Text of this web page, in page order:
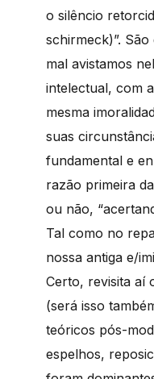
o silêncio
schirmeck)”.
mal avistamos
intelectual, com
mesma
suas
fundamental e
razão primeira
ou não,
Tal como no
nossa antiga e/
Certo, revisita aí
(será isso
teóricos pós-
espelhos,